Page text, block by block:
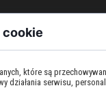
cookie
które są
działania serwisu,